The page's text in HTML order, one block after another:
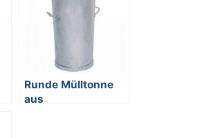
Runde Mülltonne
aus